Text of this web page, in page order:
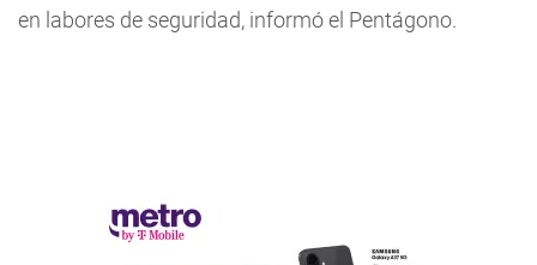
en labores de seguridad, informó el Pentágono.